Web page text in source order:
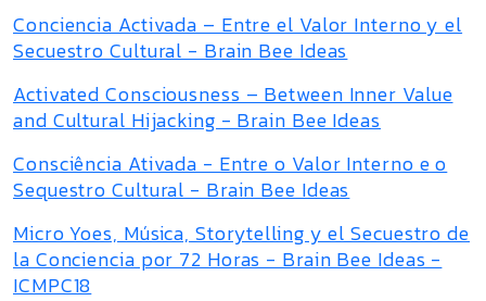
Conciencia Activada – Entre el Valor Interno y el
Secuestro Cultural - Brain Bee Ideas
Activated Consciousness – Between Inner Value
and Cultural Hijacking - Brain Bee Ideas
Consciência Ativada - Entre o Valor Interno e o
Sequestro Cultural - Brain Bee Ideas
Micro Yoes, Música, Storytelling y el Secuestro de
la Conciencia por 72 Horas - Brain Bee Ideas -
ICMPC18